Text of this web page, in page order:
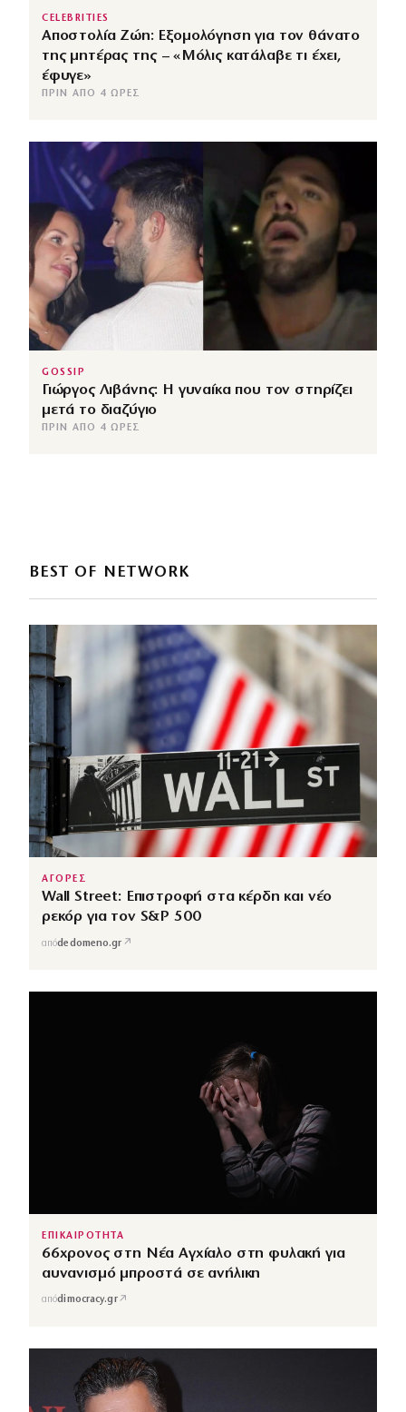
CELEBRITIES
Αποστολία Ζώη: Εξομολόγηση για τον θάνατο
της μητέρας της – «Μόλις κατάλαβε τι έχει,
έφυγε»
ΠΡΙΝ ΑΠΌ 4 ΏΡΕΣ
GOSSIP
Γιώργος Λιβάνης: Η γυναίκα που τον στηρίζει
μετά το διαζύγιο
ΠΡΙΝ ΑΠΌ 4 ΏΡΕΣ
BEST OF NETWORK
ΑΓΟΡΕΣ
Wall Street: Επιστροφή στα κέρδη και νέο
ρεκόρ για τον S&P 500
απόdedomeno.gr ↗
ΕΠΙΚΑΙΡΟΤΗΤΑ
66χρονος στη Νέα Αγχίαλο στη φυλακή για
αυνανισμό μπροστά σε ανήλικη
απόdimocracy.gr↗